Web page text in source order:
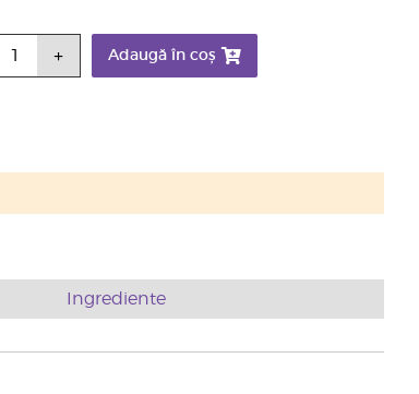
Adaugă în coș
Ingrediente